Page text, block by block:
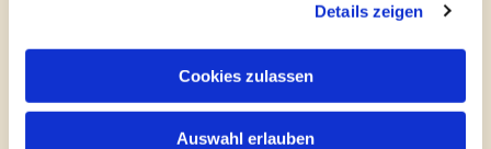
Details zeigen
Cookies zulassen
Auswahl erlauben
Evangelische Kirchengemeinde Steinhagen
Brockhagener Straße 28 | 33803 Steinhagen
0 52 04 / 36 28
Mail:gemeindeamt@kirche-steinhagen.de
Newsletter abonnieren